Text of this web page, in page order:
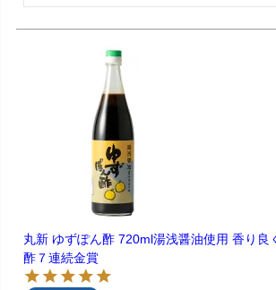
丸新 ゆずぽん酢 720ml湯浅醤油使用 香り良
酢７連続金賞